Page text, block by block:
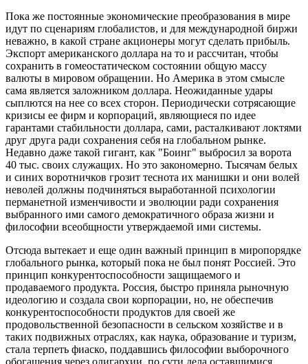
Пока же постоянные экономические преобразования в мире
идут по сценариям глобалистов, и для международной биржи
неважно, в какой стране акционеры могут сделать прибыль.
Экспорт американского доллара на то и рассчитан, чтобы
сохранить в гомеостатическом состоянии общую массу
валюты в мировом обращении. Но Америка в этом смысле
сама является заложником доллара. Неожиданные удары
сыплются на нее со всех сторон. Периодически сотрясающие
кризисы ее фирм и корпораций, являющиеся по идее
гарантами стабильности доллара, сами, расталкивают локтями
друг друга ради сохранения себя на глобальном рынке.
Недавно даже такой гигант, как "Боинг" выбросил за ворота
40 тыс. своих служащих. Но это закономерно. Тысячам белых
и синих воротничков грозит теснота их манишки и они волей
неволей должны подчиняться выработанной психологии
перманетной изменчивости и эволюции ради сохранения
выбранного ими самого демократичного образа жизни и
философии всеобщности утверждаемой ими системы.
Отсюда вытекает и еще один важный принцип в миропорядке
глобального рынка, который пока не был понят Россией. Это
принцип конкурентоспособности защищаемого и
продаваемого продукта. Россия, быстро приняла рыночную
идеологию и создала свои корпорации, но, не обеспечив
конкурентоспособности продуктов для своей же
продовольственной безопасности в сельском хозяйстве и в
таких подвижных отраслях, как наука, образование и туризм,
стала терпеть фиаско, поддавшись философии выборочного
обогащения через олигархии, по сути дела оставшимися